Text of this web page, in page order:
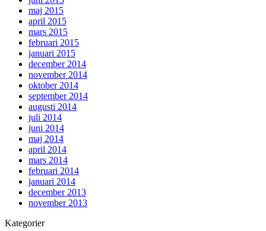
maj 2015
april 2015
mars 2015
februari 2015
januari 2015
december 2014
november 2014
oktober 2014
september 2014
augusti 2014
juli 2014
juni 2014
maj 2014
april 2014
mars 2014
februari 2014
januari 2014
december 2013
november 2013
Kategorier